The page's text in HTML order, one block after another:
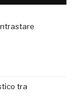
tra